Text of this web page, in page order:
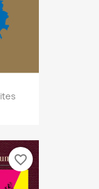
favorite_border